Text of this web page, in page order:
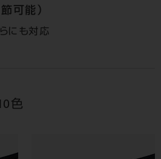
可能）
にも対応
色